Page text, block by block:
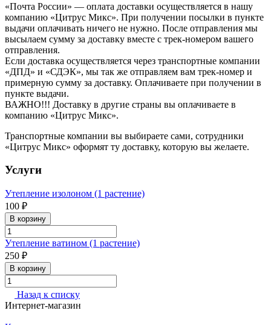
«Почта России» — оплата доставки осуществляется в нашу
компанию «Цитрус Микс». При получении посылки в пункте
выдачи оплачивать ничего не нужно. После отправления мы
высылаем сумму за доставку вместе с трек-номером вашего
отправления.
Если доставка осуществляется через транспортные компании
«ДПД» и «СДЭК», мы так же отправляем вам трек-номер и
примерную сумму за доставку. Оплачиваете при получении в
пункте выдачи.
ВАЖНО!!! Доставку в другие страны вы оплачиваете в
компанию «Цитрус Микс».
Транспортные компании вы выбираете сами, сотрудники
«Цитрус Микс» оформят ту доставку, которую вы желаете.
Услуги
Утепление изолоном (1 растение)
100 ₽
В корзину
Утепление ватином (1 растение)
250 ₽
В корзину
Назад к списку
Интернет-магазин